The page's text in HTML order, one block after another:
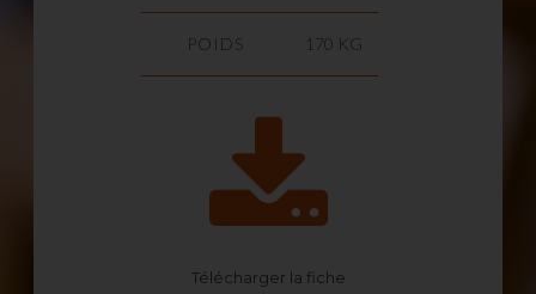
POIDS 170 KG
Télécharger la fiche